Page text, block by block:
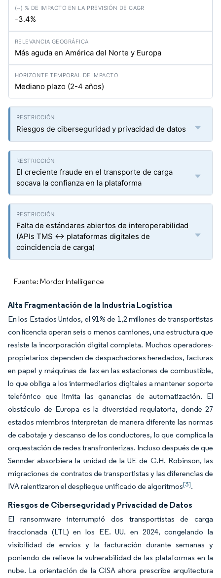
-3.4%
Más aguda en América del Norte y Europa
Mediano plazo (2-4 años)
Riesgos de ciberseguridad y privacidad de datos
El creciente fraude en el transporte de carga
socava la confianza en la plataforma
Falta de estándares abiertos de interoperabilidad
(APIs TMS ↔ plataformas digitales de
coincidencia de carga)
Fuente: Mordor Intelligence
Alta Fragmentación de la Industria Logística
En los Estados Unidos, el 91% de 1,2 millones de transportistas
con licencia operan seis o menos camiones, una estructura que
resiste la incorporación digital completa. Muchos operadores-
propietarios dependen de despachadores heredados, facturas
en papel y máquinas de fax en las estaciones de combustible,
lo que obliga a los intermediarios digitales a mantener soporte
telefónico que limita las ganancias de automatización. El
obstáculo de Europa es la diversidad regulatoria, donde 27
estados miembros interpretan de manera diferente las normas
de cabotaje y descanso de los conductores, lo que complica la
orquestación de redes transfronterizas. Incluso después de que
Sennder absorbiera la unidad de la UE de C.H. Robinson, las
migraciones de contratos de transportistas y las diferencias de
IVA ralentizaron el despliegue unificado de algoritmos[3].
Riesgos de Ciberseguridad y Privacidad de Datos
El ransomware interrumpió dos transportistas de carga
fraccionada (LTL) en los EE. UU. en 2024, congelando la
visibilidad de envíos y la facturación durante semanas y
poniendo de relieve la vulnerabilidad de las plataformas en la
nube. La orientación de la CISA ahora prescribe arquitectura